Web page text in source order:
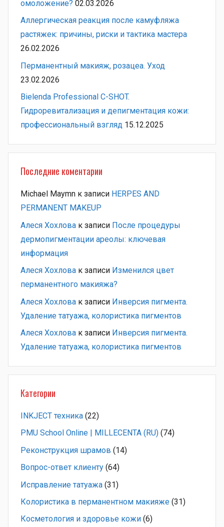
омоложение? 02.03.2026
Аллергическая реакция после камуфляжа
растяжек: причины, риски и тактика мастера
26.02.2026
Перманентный макияж, розацеа. Уход
23.02.2026
Bielenda Professional C-SHOT.
Гидроревитализация и депигментация кожи:
профессиональный взгляд 15.12.2025
Последние коментарии
Michael Maymn к записи HERPES AND
PERMANENT MAKEUP
Алеся Хохлова к записи После процедуры
дермопигментации ареолы: ключевая
информация
Алеся Хохлова к записи Изменился цвет
перманентного макияжа?
Алеся Хохлова к записи Инверсия пигмента.
Удаление татуажа, колористика пигментов
Алеся Хохлова к записи Инверсия пигмента.
Удаление татуажа, колористика пигментов
Категории
INKJECT техника (22)
PMU School Online | MILLECENTA (RU) (74)
Pеконструкция шрамов (14)
Вопрос-ответ клиенту (64)
Исправление татуажа (31)
Колористика в перманентном макияже (31)
Косметология и здоровье кожи (6)